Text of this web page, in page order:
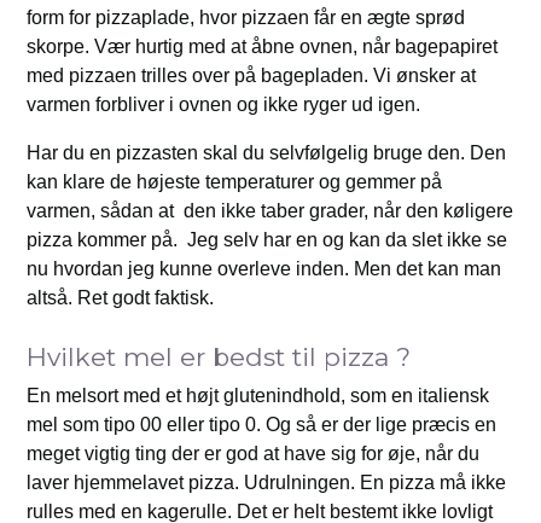
form for pizzaplade, hvor pizzaen får en ægte sprød
skorpe. Vær hurtig med at åbne ovnen, når bagepapiret
med pizzaen trilles over på bagepladen. Vi ønsker at
varmen forbliver i ovnen og ikke ryger ud igen.
Har du en pizzasten skal du selvfølgelig bruge den. Den
kan klare de højeste temperaturer og gemmer på
varmen, sådan at den ikke taber grader, når den køligere
pizza kommer på. Jeg selv har en og kan da slet ikke se
nu hvordan jeg kunne overleve inden. Men det kan man
altså. Ret godt faktisk.
Hvilket mel er bedst til pizza ?
En melsort med et højt glutenindhold, som en italiensk
mel som tipo 00 eller tipo 0. Og så er der lige præcis en
meget vigtig ting der er god at have sig for øje, når du
laver hjemmelavet pizza. Udrulningen. En pizza må ikke
rulles med en kagerulle. Det er helt bestemt ikke lovligt